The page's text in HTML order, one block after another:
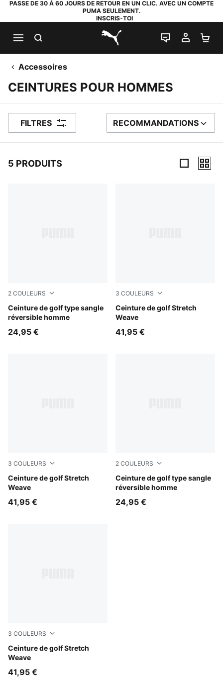
PASSE DE 30 À 60 JOURS DE RETOUR EN UN CLIC. AVEC UN COMPTE
PUMA SEULEMENT.
INSCRIS-TOI
PUMA.com
LIVE CHAT
MON
Accessoires
CEINTURES POUR HOMMES
FILTRES TRIER PAR
RECOMMANDATIONS
5 PRODUITS
2 COULEURS
Ceinture de golf type sangle
réversible homme
Puma Black
24,95 €
3 COULEURS
Ceinture de golf Stretch
Weave
Platino Gray
41,95 €
3 COULEURS
Ceinture de golf Stretch
Weave
Puma Black
41,95 €
2 COULEURS
Ceinture de golf type sangle
réversible homme
Bright White
24,95 €
3 COULEURS
Ceinture de golf Stretch
Weave
White Glow
41,95 €